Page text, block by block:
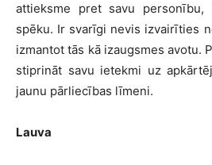
attieksme pret savu
spēku. Ir svarīgi nevis izvairīties
izmantot tās kā izaugsmes avotu.
stiprināt savu ietekmi uz
jaunu pārliecības līmeni.
Lauva